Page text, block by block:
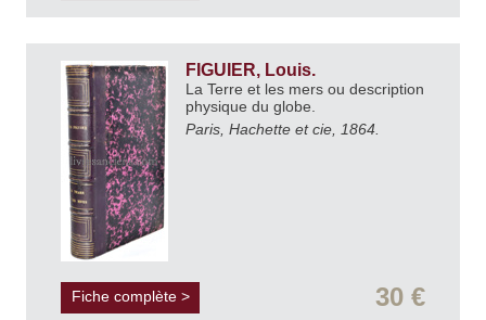
FIGUIER, Louis.
La Terre et les mers ou description
physique du globe.
Paris, Hachette et cie, 1864.
Fiche complète > 30 €